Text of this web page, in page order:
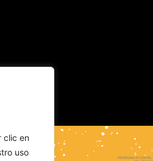
clic en
uso